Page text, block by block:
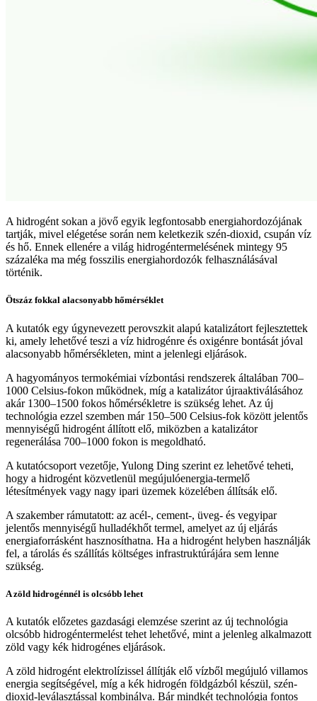
A hidrogént sokan a jövő egyik legfontosabb energiahordozójának
tartják, mivel elégetése során nem keletkezik szén-dioxid, csupán víz
és hő. Ennek ellenére a világ hidrogéntermelésének mintegy 95
százaléka ma még fosszilis energiahordozók felhasználásával
történik.
Ötszáz fokkal alacsonyabb hőmérséklet
A kutatók egy úgynevezett perovszkit alapú katalizátort fejlesztettek
ki, amely lehetővé teszi a víz hidrogénre és oxigénre bontását jóval
alacsonyabb hőmérsékleten, mint a jelenlegi eljárások.
A hagyományos termokémiai vízbontási rendszerek általában 700–
1000 Celsius-fokon működnek, míg a katalizátor újraaktiválásához
akár 1300–1500 fokos hőmérsékletre is szükség lehet. Az új
technológia ezzel szemben már 150–500 Celsius-fok között jelentős
mennyiségű hidrogént állított elő, miközben a katalizátor
regenerálása 700–1000 fokon is megoldható.
A kutatócsoport vezetője, Yulong Ding szerint ez lehetővé teheti,
hogy a hidrogént közvetlenül megújulóenergia-termelő
létesítmények vagy nagy ipari üzemek közelében állítsák elő.
A szakember rámutatott: az acél-, cement-, üveg- és vegyipar
jelentős mennyiségű hulladékhőt termel, amelyet az új eljárás
energiaforrásként hasznosíthatna. Ha a hidrogént helyben használják
fel, a tárolás és szállítás költséges infrastruktúrájára sem lenne
szükség.
A zöld hidrogénnél is olcsóbb lehet
A kutatók előzetes gazdasági elemzése szerint az új technológia
olcsóbb hidrogéntermelést tehet lehetővé, mint a jelenleg alkalmazott
zöld vagy kék hidrogénes eljárások.
A zöld hidrogént elektrolízissel állítják elő vízből megújuló villamos
energia segítségével, míg a kék hidrogén földgázból készül, szén-
dioxid-leválasztással kombinálva. Bár mindkét technológia fontos